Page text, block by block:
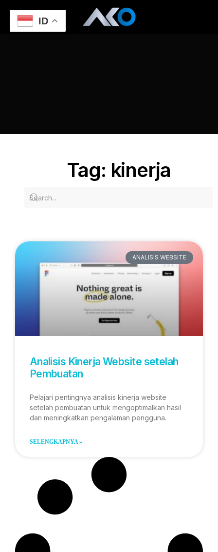
Tag: kinerja
ANALISIS WEBSITE
Analisis Kinerja Website setelah
Pembuatan
Pelajari pentingnya analisis kinerja website
setelah pembuatan untuk mengoptimalkan hasil
dan meningkatkan pengalaman pengguna.
SELENGKAPNYA »
ID